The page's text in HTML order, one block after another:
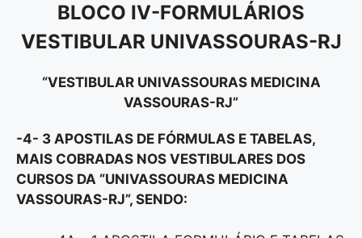
BLOCO IV-FORMULÁRIOS
VESTIBULAR UNIVASSOURAS-RJ
“VESTIBULAR UNIVASSOURAS MEDICINA
VASSOURAS-RJ”
-4- 3 APOSTILAS DE FÓRMULAS E TABELAS,
MAIS COBRADAS NOS VESTIBULARES DOS
CURSOS DA “UNIVASSOURAS MEDICINA
VASSOURAS-RJ”, SENDO: